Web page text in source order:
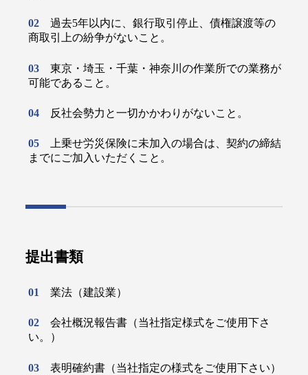
過去5年以内に、銀行取引停止、債権譲渡等の
商取引上の紛争がないこと。
東京・埼玉・千葉・神奈川の作業所での業務が
可能であること。
反社会勢力と一切かかわりがないこと。
上乗せ労災保険に未加入の場合は、契約の締結
までにご加入いただくこと。
提出書類
業法（建設業）
会社概況報告書（当社指定様式をご使用下さ
い。）
表明確約書（当社指定の様式をご使用下さい）